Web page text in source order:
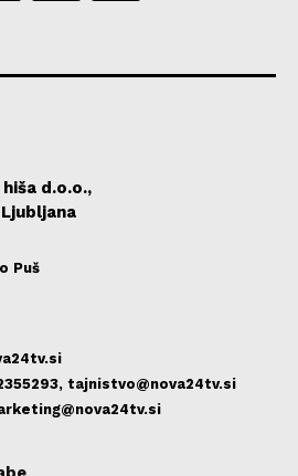
hiša d.o.o.,
Puš
tajnistvo@nova24tv.si